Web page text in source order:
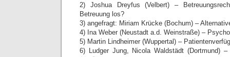
2) Joshua Dreyfus (Velbert) –
Betreuung los?
3) angefragt: Miriam Krücke (Bochum) –
4) Ina Weber (Neustadt a.d. Weinstraße) –
5) Martin Lindheimer (Wuppertal) –
6) Ludger Jung, Nicola Waldstädt (Dortmund)